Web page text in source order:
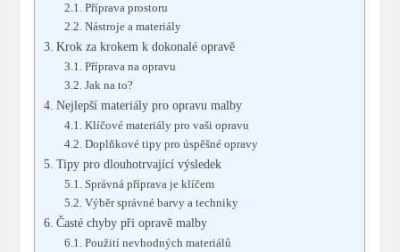
Příprava prostoru
Nástroje a materiály
Krok za krokem k dokonalé opravě
Příprava na opravu
Jak na to?
Nejlepší materiály pro opravu malby
Klíčové materiály pro vaši opravu
Doplňkové tipy pro úspěšné opravy
Tipy pro dlouhotrvající výsledek
Správná příprava je klíčem
Výběr správné barvy a techniky
Časté chyby při opravě malby
Použití nevhodných materiálů